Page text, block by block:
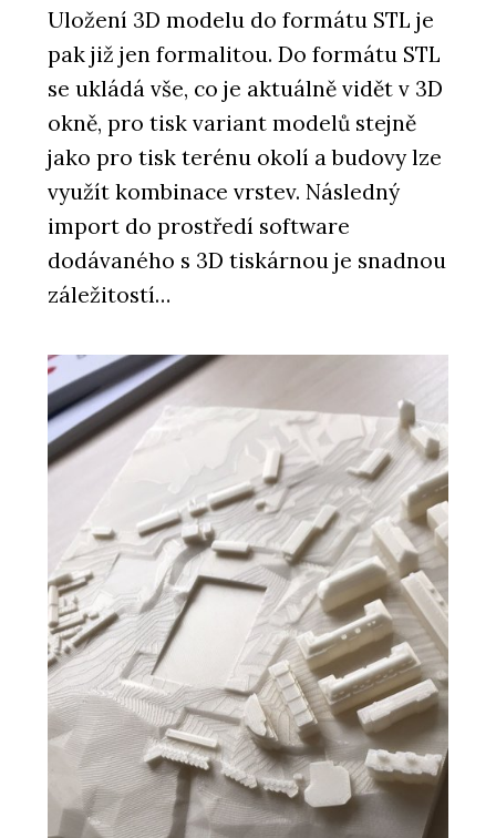
Uložení 3D modelu do formátu STL je
pak již jen formalitou. Do formátu STL
se ukládá vše, co je aktuálně vidět v 3D
okně, pro tisk variant modelů stejně
jako pro tisk terénu okolí a budovy lze
využít kombinace vrstev. Následný
import do prostředí software
dodávaného s 3D tiskárnou je snadnou
záležitostí…